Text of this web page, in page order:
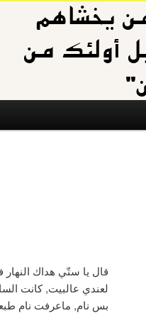
قال يا ستّي هداك
بس نام, ماعرفت نام